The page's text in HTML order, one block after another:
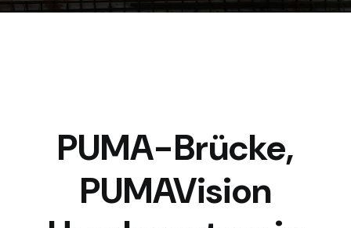
PUMA-Brücke,
PUMAVision